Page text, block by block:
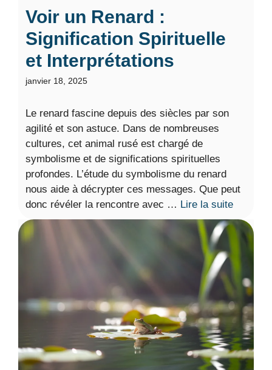
Voir un Renard :
Signification Spirituelle
et Interprétations
janvier 18, 2025
Le renard fascine depuis des siècles par son
agilité et son astuce. Dans de nombreuses
cultures, cet animal rusé est chargé de
symbolisme et de significations spirituelles
profondes. L’étude du symbolisme du renard
nous aide à décrypter ces messages. Que peut
donc révéler la rencontre avec … Lire la suite